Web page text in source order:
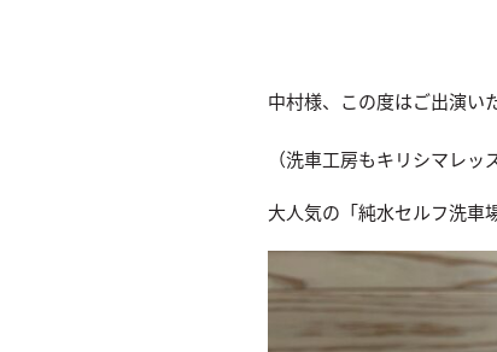
中村様、この度はご出演い
（洗車工房もキリシマレッ
大人気の「純水セルフ洗車